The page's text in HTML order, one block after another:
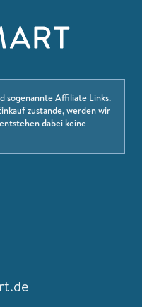
sogenannte Affiliate Links.
zustande, werden wir
dabei keine